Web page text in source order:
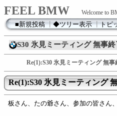
FEEL BMW Welcome to
■新規投稿┃◆ツリー表示┃トピ
S30 氷見ミーティング 無事終
Re(1):S30 氷見ミーティング 無事
Re(1):S30 氷見ミーティング
板さん、たの爺さん、参加の皆さん